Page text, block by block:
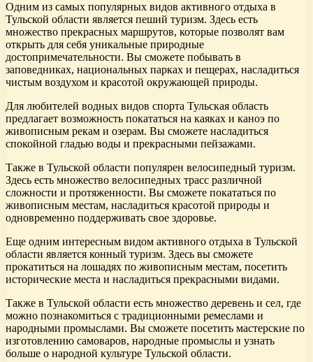
Одним из самых популярных видов активного отдыха в
Тульской области является пеший туризм. Здесь есть
множество прекрасных маршрутов, которые позволят вам
открыть для себя уникальные природные
достопримечательности. Вы сможете побывать в
заповедниках, национальных парках и пещерах, насладиться
чистым воздухом и красотой окружающей природы.
Для любителей водных видов спорта Тульская область
предлагает возможность покататься на каяках и каноэ по
живописным рекам и озерам. Вы сможете насладиться
спокойной гладью воды и прекрасными пейзажами.
Также в Тульской области популярен велосипедный туризм.
Здесь есть множество велосипедных трасс различной
сложности и протяженности. Вы сможете покататься по
живописным местам, насладиться красотой природы и
одновременно поддерживать свое здоровье.
Еще одним интересным видом активного отдыха в Тульской
области является конный туризм. Здесь вы сможете
прокатиться на лошадях по живописным местам, посетить
исторические места и насладиться прекрасными видами.
Также в Тульской области есть множество деревень и сел, где
можно познакомиться с традиционными ремеслами и
народными промыслами. Вы сможете посетить мастерские по
изготовлению самоваров, народные промыслы и узнать
больше о народной культуре Тульской области.